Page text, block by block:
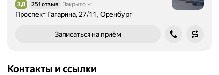
Рейтинг 3,8 из 5
3,8 251 отзыв Закрыто
Проспект Гагарина, 27/11, Оренбург
Записаться на приём
Контакты и ссылки